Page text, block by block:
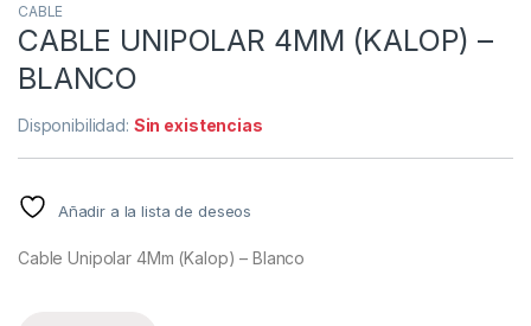
CABLE
CABLE UNIPOLAR 4MM (KALOP) –
BLANCO
Disponibilidad: Sin existencias
Añadir a la lista de deseos
Cable Unipolar 4Mm (Kalop) – Blanco